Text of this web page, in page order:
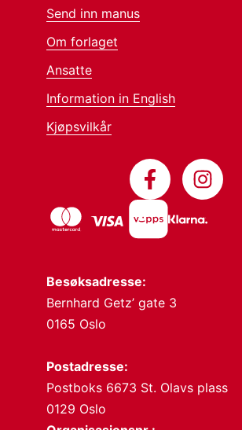
Besøksadresse:
Bernhard Getz’ gate 3
0165 Oslo
Postadresse:
Postboks 6673 St. Olavs plass
0129 Oslo
Send inn manus
Om forlaget
Ansatte
Information in English
Kjøpsvilkår